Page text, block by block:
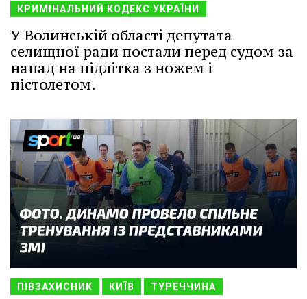
КРИМІНАЛЬНИЙ КОДЕКС УКРАЇНИ
У Волинській області депутата
селищної ради постали перед судом за
напад на підлітка з ножем і
пістолетом.
ПІВЗАХИСНИК КИЇВ ТУРЕЧЧИНА